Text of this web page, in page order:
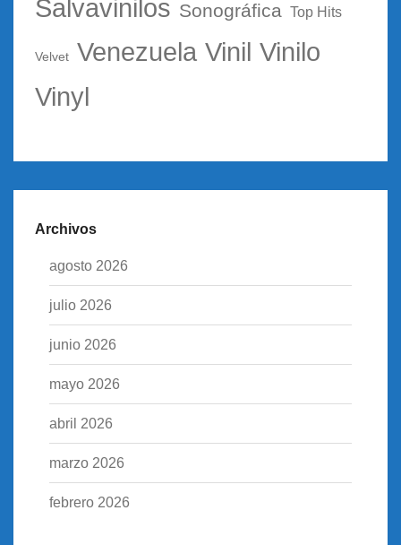
Salvavinilos Sonográfica Top Hits
Velvet Venezuela Vinil Vinilo
Vinyl
Archivos
agosto 2026
julio 2026
junio 2026
mayo 2026
abril 2026
marzo 2026
febrero 2026